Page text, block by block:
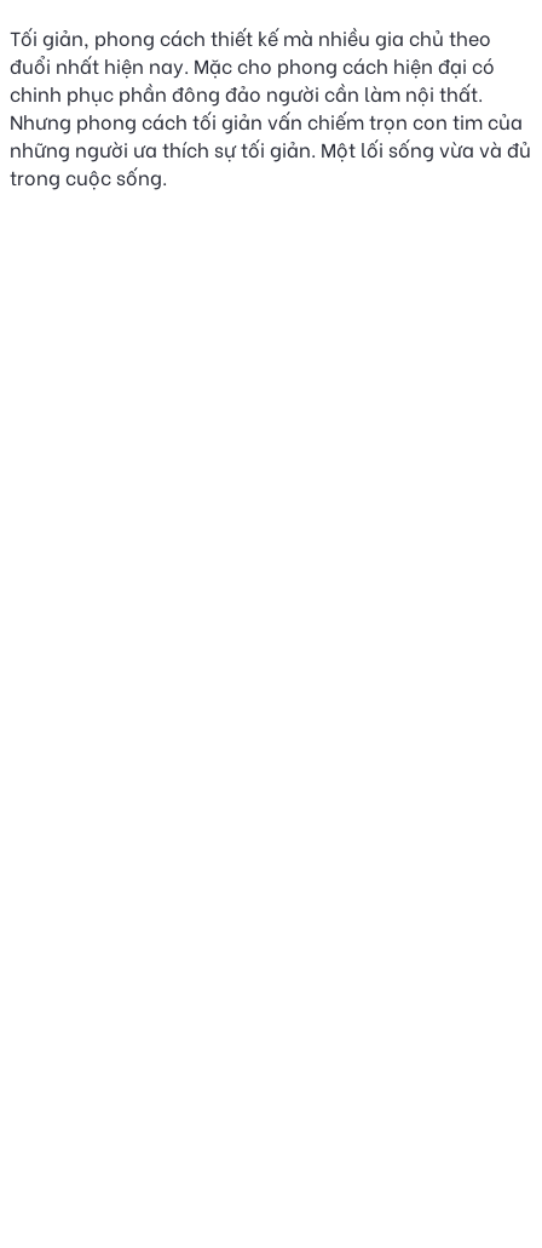
Tối giản, phong cách thiết kế mà nhiều gia chủ theo
đuổi nhất hiện nay. Mặc cho phong cách hiện đại có
chinh phục phần đông đảo người cần làm nội thất.
Nhưng phong cách tối giản vấn chiếm trọn con tim của
những người ưa thích sự tối giản. Một lối sống vừa và đủ
trong cuộc sống.